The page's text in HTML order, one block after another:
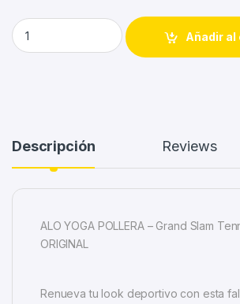
Alo Yoga Pollera Grand Slam Tennis
Añadir al
Descripción Reviews
ALO YOGA POLLERA – Grand Slam
ORIGINAL
Renueva tu look deportivo con esta